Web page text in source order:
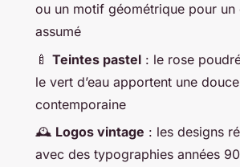
ou un motif géométrique pour un
assumé
🍼 Teintes pastel : le rose
le vert d’eau apportent une
contemporaine
🕰️ Logos vintage : les designs
avec des typographies années